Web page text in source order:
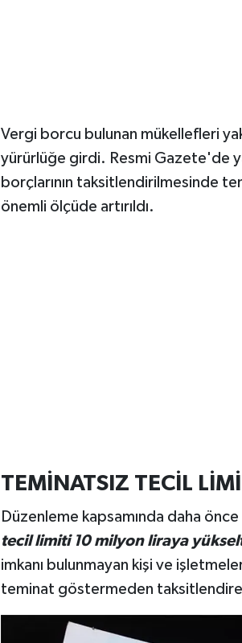
Vergi borcu bulunan mükellefleri
yürürlüğe girdi. Resmi Gazete'de
borçlarının taksitlendirilmesinde
önemli ölçüde artırıldı.
TEMİNATSIZ TECİL
Düzenleme kapsamında daha önce
tecil limiti 10 milyon liraya
imkanı bulunmayan kişi ve
teminat göstermeden